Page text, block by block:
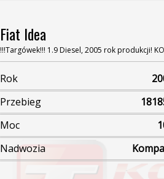
Fiat Idea
!!!Targówek!!! 1.9 Diesel, 2005 rok produkcji!
Rok
Przebieg
Moc
Nadwozia